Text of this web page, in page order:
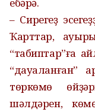
– Сирегеҙ
Ҡарттар,
“табиптар”ға
“дауаланған”
төркөмө
шәлдәрен,